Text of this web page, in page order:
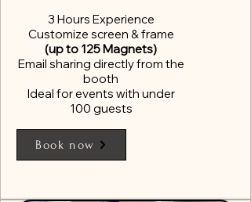
3 Hours Experience
Customize screen & frame
(up to 125 Magnets)
Email sharing directly from the
booth
Ideal for events with under
100 guests
Book now